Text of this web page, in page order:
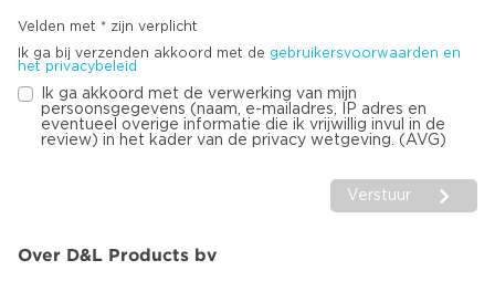
Velden met * zijn verplicht
Ik ga bij verzenden akkoord met de gebruikersvoorwaarden en
het privacybeleid
Ik ga akkoord met de verwerking van mijn
persoonsgegevens (naam, e-mailadres, IP adres en
eventueel overige informatie die ik vrijwillig invul in de
review) in het kader van de privacy wetgeving. (AVG)
Verstuur
Over D&L Products bv